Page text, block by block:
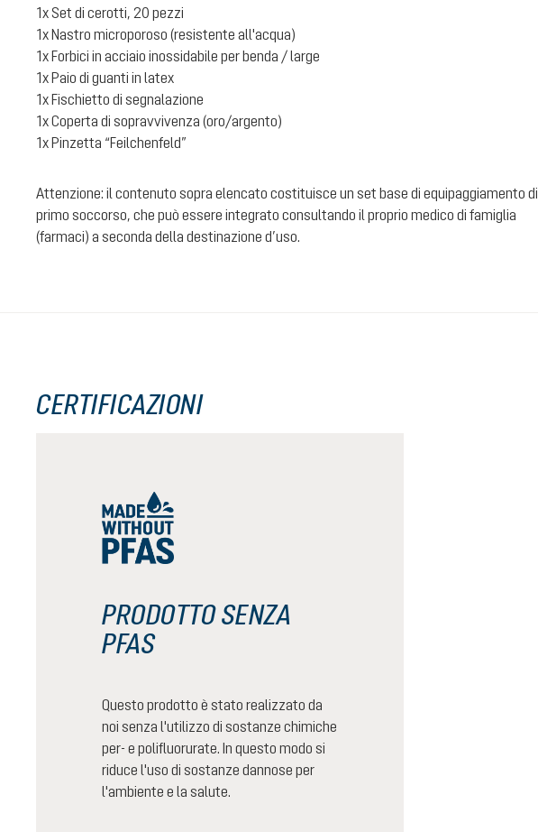
1x Set di cerotti, 20 pezzi
1x Nastro microporoso (resistente all'acqua)
1x Forbici in acciaio inossidabile per benda / large
1x Paio di guanti in latex
1x Fischietto di segnalazione
1x Coperta di sopravvivenza (oro/argento)
1x Pinzetta “Feilchenfeld”
Attenzione: il contenuto sopra elencato costituisce un set base di equipaggiamento di
primo soccorso, che può essere integrato consultando il proprio medico di famiglia
(farmaci) a seconda della destinazione d’uso.
CERTIFICAZIONI
PRODOTTO SENZA
PFAS
Questo prodotto è stato realizzato da
noi senza l'utilizzo di sostanze chimiche
per- e polifluorurate. In questo modo si
riduce l'uso di sostanze dannose per
l'ambiente e la salute.